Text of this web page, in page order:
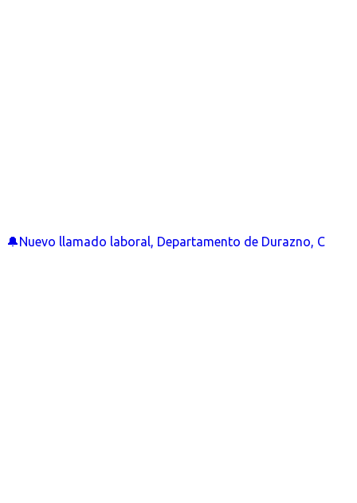
🔔Nuevo llamado laboral, Departamento de Durazno, C